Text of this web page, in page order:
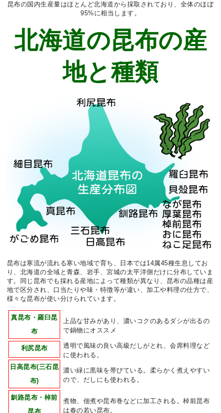
昆布の国内生産量はほとんど北海道から採取されており、全体のほぼ
95%に相当します。
北海道の昆布の産
地と種類
昆布は寒流が流れる寒い地域で育ち、日本では14属45種生息してお
り、北海道の全域と青森、岩手、宮城の太平洋側だけに分布していま
す。同じ昆布でも採れる産地によって種類が異なり、昆布の品種は産
地で区分され、口当たりや味・特徴等が違い、加工や料理の仕方で、
様々な昆布が使い分けられています。
真昆布・羅臼昆
布
上品な甘みがあり、濃いコクのあるダシが出るの
で鍋物にオススメ
利尻昆布
透明で風味の良い高級だしがとれ、会席料理など
に使われる。
日高昆布(三石昆
布)
濃い緑に黒味を帯びている。柔らかく煮えやすい
ので、だしにも使われる。
釧路昆布・棹前
昆布
煮物、佃煮や昆布巻などに加工される。棹前昆布
は春の若い昆布。